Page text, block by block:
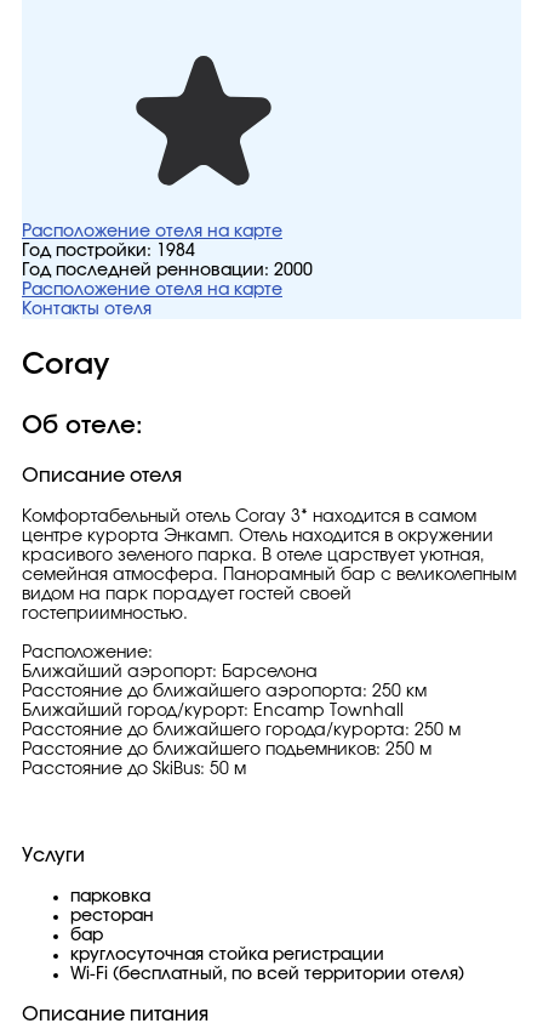
Расположение отеля на карте
Год постройки:
1984
Год последней ренновации: 2000
Расположение отеля на карте
Контакты отеля
Coray
Об отеле:
Описание отеля
Комфортабельный отель Сoray 3* находится в самом
центре курорта Энкамп. Отель находится в окружении
красивого зеленого парка. В отеле царствует уютная,
семейная атмосфера. Панорамный бар с великолепным
видом на парк порадует гостей своей
гостеприимностью.
Расположение:
Ближайший аэропорт: Барселона
Расстояние до ближайшего аэропорта: 250 км
Ближайший город/курорт: Encamp Townhall
Расстояние до ближайшего города/курорта: 250 м
Расстояние до ближайшего подьемников: 250 м
Расстояние до SkiBus: 50 м
Услуги
парковка
ресторан
бар
круглосуточная стойка регистрации
Wi-Fi (бесплатный, по всей территории отеля)
Описание питания